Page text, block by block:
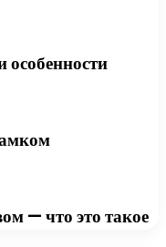
— что это такое